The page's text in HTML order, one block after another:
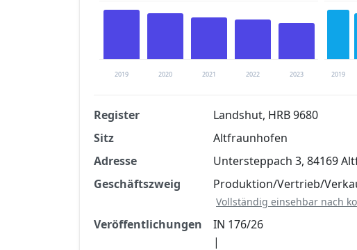
2019 2020 2021 2022 2023 2019
Finanzkennzahlen nach kostenloser Registrierung
Jetzt kostenlos registrieren
Register
Landshut, HRB 9680
Sitz
Altfraunhofen
Adresse
Untersteppach 3, 84169
Geschäftszweig
Produktion/Vertrieb/
Vollständig einsehbar nach
Veröffentlichungen
IN 176/26
|